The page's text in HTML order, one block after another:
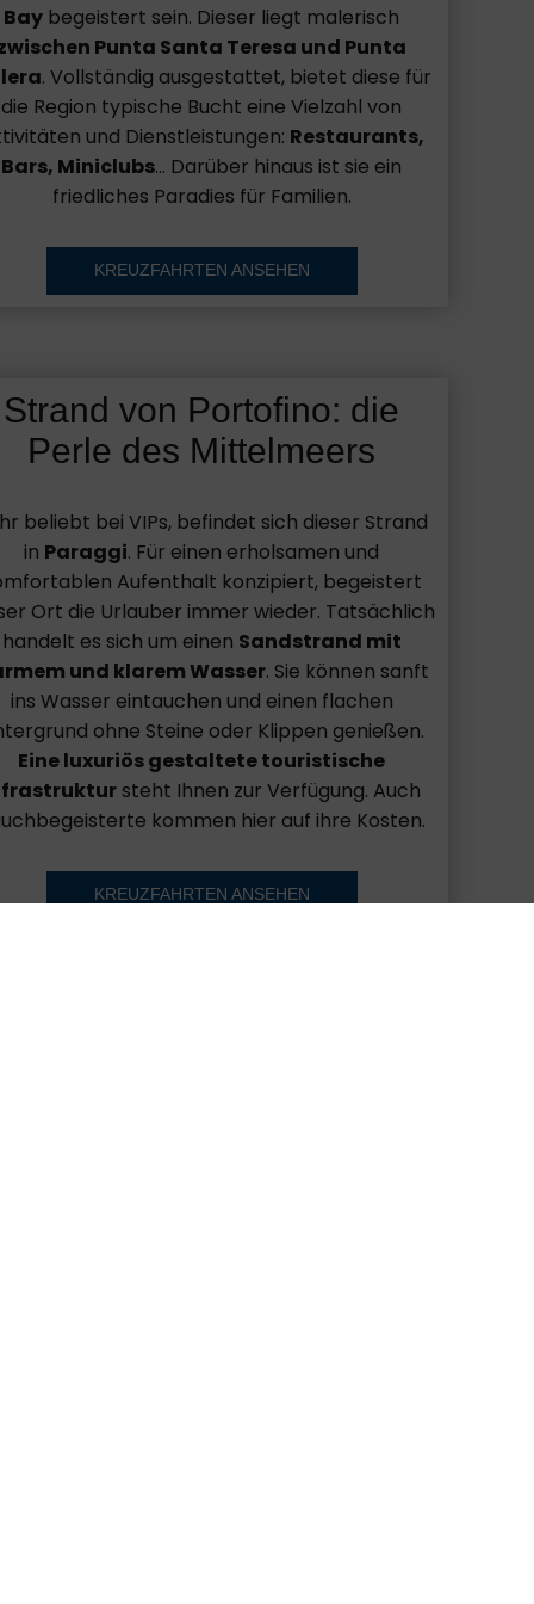
Bay begeistert sein. Dieser liegt malerisch
Punta Santa Teresa und Punta
. Vollständig ausgestattet, bietet diese für
die Region typische Bucht eine Vielzahl von
und Dienstleistungen: Restaurants,
Bars, Miniclubs... Darüber hinaus ist sie ein
friedliches Paradies für Familien.
KREUZFAHRTEN ANSEHEN
Strand von Portofino: die
Perle des Mittelmeers
beliebt bei VIPs, befindet sich dieser Strand
in Paraggi. Für einen erholsamen und
Aufenthalt konzipiert, begeistert
Ort die Urlauber immer wieder. Tatsächlich
handelt es sich um einen Sandstrand mit
und klarem Wasser. Sie können sanft
ins Wasser eintauchen und einen flachen
ohne Steine oder Klippen genießen.
Eine luxuriös gestaltete touristische
steht Ihnen zur Verfügung. Auch
kommen hier auf ihre Kosten.
KREUZFAHRTEN ANSEHEN